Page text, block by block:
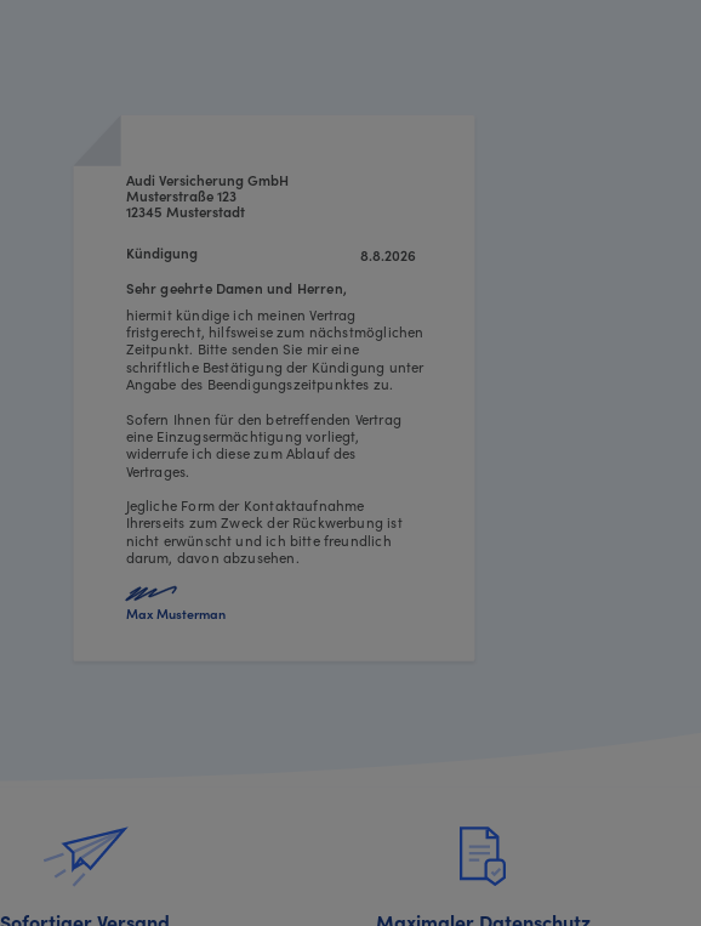
8.8.2026
Audi Versicherung GmbH
Musterstraße 123
12345 Musterstadt
hiermit kündige ich meinen Vertrag
fristgerecht, hilfsweise zum nächstmöglichen
Zeitpunkt. Bitte senden Sie mir eine
schriftliche Bestätigung der Kündigung unter
Angabe des Beendigungszeitpunktes zu.
Sofern Ihnen für den betreffenden Vertrag
eine Einzugsermächtigung vorliegt,
widerrufe ich diese zum Ablauf des
Vertrages.
Jegliche Form der Kontaktaufnahme
Ihrerseits zum Zweck der Rückwerbung ist
nicht erwünscht und ich bitte freundlich
darum, davon abzusehen.
Sehr geehrte Damen und Herren,
Kündigung
Max Musterman